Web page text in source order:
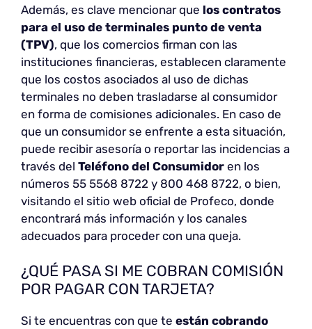
Además, es clave mencionar que los contratos
para el uso de terminales punto de venta
(TPV), que los comercios firman con las
instituciones financieras, establecen claramente
que los costos asociados al uso de dichas
terminales no deben trasladarse al consumidor
en forma de comisiones adicionales. En caso de
que un consumidor se enfrente a esta situación,
puede recibir asesoría o reportar las incidencias a
través del Teléfono del Consumidor en los
números 55 5568 8722 y 800 468 8722, o bien,
visitando el sitio web oficial de Profeco, donde
encontrará más información y los canales
adecuados para proceder con una queja.
¿QUÉ PASA SI ME COBRAN COMISIÓN
POR PAGAR CON TARJETA?
Si te encuentras con que te están cobrando